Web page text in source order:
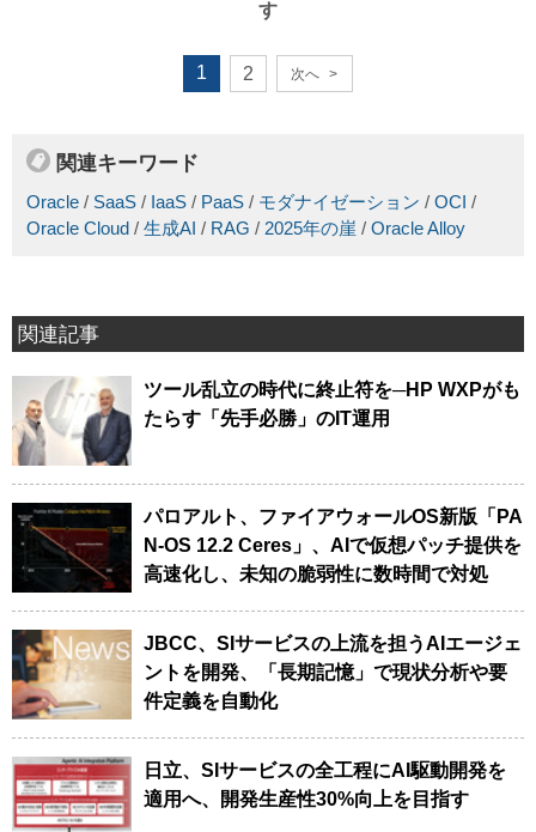
す
1 2 次へ >
関連キーワード
Oracle / SaaS / IaaS / PaaS / モダナイゼーション / OCI /
Oracle Cloud / 生成AI / RAG / 2025年の崖 / Oracle Alloy
関連記事
ツール乱立の時代に終止符を─HP WXPがも
たらす「先手必勝」のIT運用
パロアルト、ファイアウォールOS新版「PA
N-OS 12.2 Ceres」、AIで仮想パッチ提供を
高速化し、未知の脆弱性に数時間で対処
JBCC、SIサービスの上流を担うAIエージェ
ントを開発、「長期記憶」で現状分析や要
件定義を自動化
日立、SIサービスの全工程にAI駆動開発を
適用へ、開発生産性30%向上を目指す